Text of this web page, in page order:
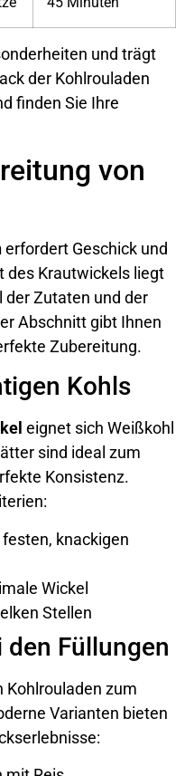
und trägt
der Kohlrouladen
finden Sie Ihre
von
erfordert Geschick und
des Krautwickels liegt
der Zutaten und der
Abschnitt gibt Ihnen
Zubereitung.
Kohls
eignet sich Weißkohl
sind ideal zum
Konsistenz.
knackigen
Wickel
Stellen
Füllungen
Kohlrouladen zum
Varianten bieten